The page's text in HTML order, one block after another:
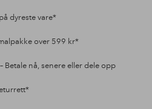
dyreste vare*
over 599 kr*
– Betale nå, senere eller dele opp